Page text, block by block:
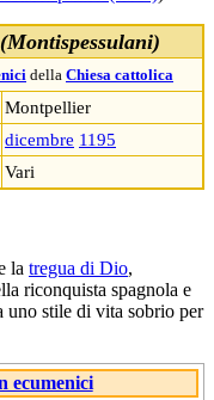
della Chiesa cattolica
Montpellier
dicembre 1195
Vari
la tregua di Dio,
riconquista spagnola e
uno stile di vita sobrio per
ecumenici